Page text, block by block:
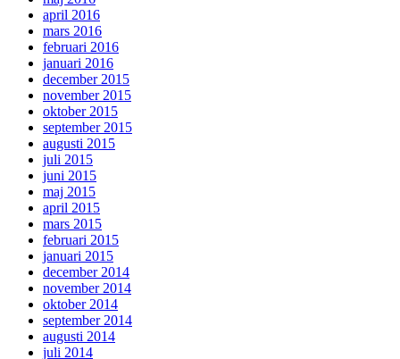
april 2016
mars 2016
februari 2016
januari 2016
december 2015
november 2015
oktober 2015
september 2015
augusti 2015
juli 2015
juni 2015
maj 2015
april 2015
mars 2015
februari 2015
januari 2015
december 2014
november 2014
oktober 2014
september 2014
augusti 2014
juli 2014